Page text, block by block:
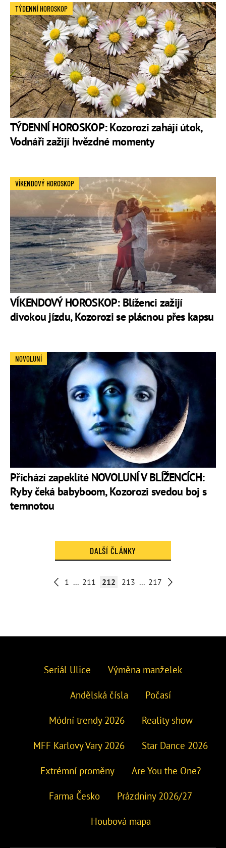
TÝDENNÍ HOROSKOP: Kozorozi zahájí útok,
Vodnáři zažijí hvězdné momenty
TÝDENNÍ HOROSKOP
VÍKENDOVÝ HOROSKOP: Blíženci zažijí
divokou jízdu, Kozorozi se plácnou přes kapsu
VÍKENDOVÝ HOROSKOP
Přichází zapeklité NOVOLUNÍ V BLÍŽENCÍCH:
Ryby čeká babyboom, Kozorozi svedou boj s
temnotou
NOVOLUNÍ
DALŠÍ ČLÁNKY
1 ... 211 212 213 ... 217
Seriál Ulice Výměna manželek
Andělská čísla Počasí
Módní trendy 2026 Reality show
MFF Karlovy Vary 2026 Star Dance 2026
Extrémní proměny Are You the One?
Farma Česko Prázdniny 2026/27
Houbová mapa